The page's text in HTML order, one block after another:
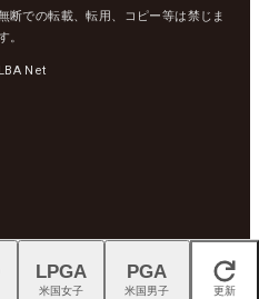
断での転載、転用、コピー等は禁じま
。
Net
閉じる
LPGA
米国女子
PGA
米国男子 更新